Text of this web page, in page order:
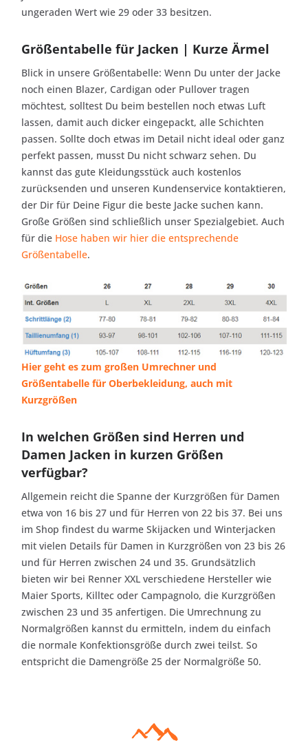
ungeraden Wert wie 29 oder 33 besitzen.
Größentabelle für Jacken | Kurze Ärmel
Blick in unsere Größentabelle: Wenn Du unter der Jacke
noch einen Blazer, Cardigan oder Pullover tragen
möchtest, solltest Du beim bestellen noch etwas Luft
lassen, damit auch dicker eingepackt, alle Schichten
passen. Sollte doch etwas im Detail nicht ideal oder ganz
perfekt passen, musst Du nicht schwarz sehen. Du
kannst das gute Kleidungsstück auch kostenlos
zurücksenden und unseren Kundenservice kontaktieren,
der Dir für Deine Figur die beste Jacke suchen kann.
Große Größen sind schließlich unser Spezialgebiet. Auch
für die Hose haben wir hier die entsprechende
Größentabelle.
Hier geht es zum großen Umrechner und
Größentabelle für Oberbekleidung, auch mit
Kurzgrößen
In welchen Größen sind Herren und
Damen Jacken in kurzen Größen
verfügbar?
Allgemein reicht die Spanne der Kurzgrößen für Damen
etwa von 16 bis 27 und für Herren von 22 bis 37. Bei uns
im Shop findest du warme Skijacken und Winterjacken
mit vielen Details für Damen in Kurzgrößen von 23 bis 26
und für Herren zwischen 24 und 35. Grundsätzlich
bieten wir bei Renner XXL verschiedene Hersteller wie
Maier Sports, Killtec oder Campagnolo, die Kurzgrößen
zwischen 23 und 35 anfertigen. Die Umrechnung zu
Normalgrößen kannst du ermitteln, indem du einfach
die normale Konfektionsgröße durch zwei teilst. So
entspricht die Damengröße 25 der Normalgröße 50.